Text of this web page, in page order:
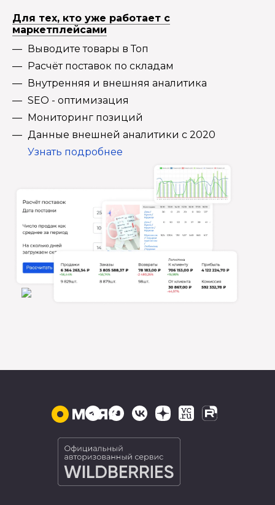
Для тех, кто уже работает с
маркетплейсами
Выводите товары в Топ
Расчёт поставок по складам
Внутренняя и внешняя аналитика
SEO - оптимизация
Мониторинг позиций
Данные внешней аналитики с 2020
Узнать подробнее